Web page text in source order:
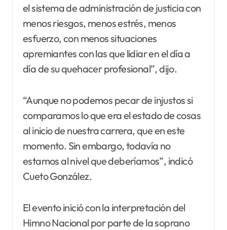
el sistema de administración de justicia con
menos riesgos, menos estrés, menos
esfuerzo, con menos situaciones
apremiantes con las que lidiar en el día a
día de su quehacer profesional”, dijo.
“Aunque no podemos pecar de injustos si
comparamos lo que era el estado de cosas
al inicio de nuestra carrera, que en este
momento. Sin embargo, todavía no
estamos al nivel que deberíamos”, indicó
Cueto González.
El evento inició con la interpretación del
Himno Nacional por parte de la soprano